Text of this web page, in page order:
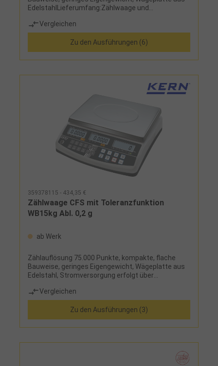
EdelstahlLieferumfang:Zählwaage und
Vergleichen
Zu den Ausführungen (6)
359378115 - 434,35 €
Zählwaage CFS mit Toleranzfunktion
WB15kg Abl. 0,2 g
ab Werk
Zählauflösung 75.000 Punkte, kompakte, flache
Bauweise, geringes Eigengewicht, Wägeplatte aus
Edelstahl, Stromversorgung erfolgt über
gewünschte Referenzstückzahlen und bekannte
Referenzgewichte sind programmierbarAnzeige:
Gewichtsanzeige, Referenzgewicht,
Gesamtstückzahl, Artikelspeicherplatz (PLU) für
100 Artikel, EIN/AUS, CAL extern, TARE, TOL
Target, Zweitwaagenschnittstelle (z.B. für weitere
Wägebrücke)Optional: wiederaufladbare Batterie
Vergleichen
Zu den Ausführungen (3)